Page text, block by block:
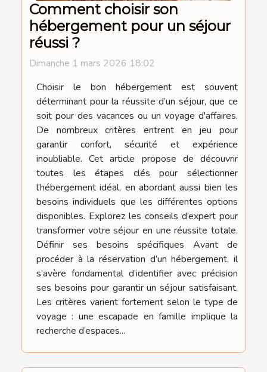
Comment choisir son
hébergement pour un séjour
réussi ?
Dimanche 1 mars 2026 18:02
Choisir le bon hébergement est souvent
déterminant pour la réussite d’un séjour, que ce
soit pour des vacances ou un voyage d'affaires.
De nombreux critères entrent en jeu pour
garantir confort, sécurité et expérience
inoubliable. Cet article propose de découvrir
toutes les étapes clés pour sélectionner
l’hébergement idéal, en abordant aussi bien les
besoins individuels que les différentes options
disponibles. Explorez les conseils d’expert pour
transformer votre séjour en une réussite totale.
Définir ses besoins spécifiques Avant de
procéder à la réservation d’un hébergement, il
s’avère fondamental d’identifier avec précision
ses besoins pour garantir un séjour satisfaisant.
Les critères varient fortement selon le type de
voyage : une escapade en famille implique la
recherche d’espaces...